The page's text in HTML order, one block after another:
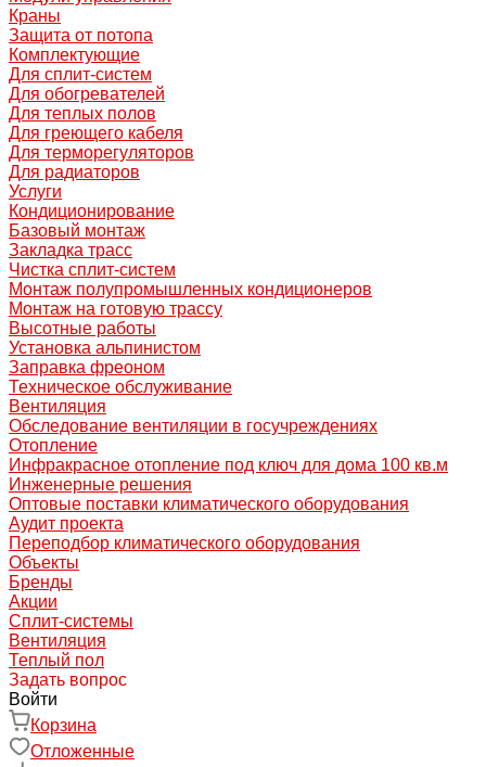
Краны
Защита от потопа
Комплектующие
Для сплит-систем
Для обогревателей
Для теплых полов
Для греющего кабеля
Для терморегуляторов
Для радиаторов
Услуги
Кондиционирование
Базовый монтаж
Закладка трасс
Чистка сплит-систем
Монтаж полупромышленных кондиционеров
Монтаж на готовую трассу
Высотные работы
Установка альпинистом
Заправка фреоном
Техническое обслуживание
Вентиляция
Обследование вентиляции в госучреждениях
Отопление
Инфракрасное отопление под ключ для дома 100 кв.м
Инженерные решения
Оптовые поставки климатического оборудования
Аудит проекта
Переподбор климатического оборудования
Объекты
Бренды
Акции
Сплит-системы
Вентиляция
Теплый пол
Задать вопрос
Войти
Корзина
Отложенные